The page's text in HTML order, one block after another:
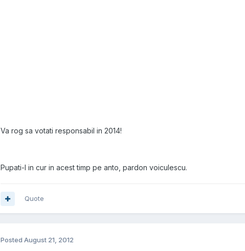
Va rog sa votati responsabil in 2014!
Pupati-l in cur in acest timp pe anto, pardon voiculescu.
Quote
Posted August 21, 2012